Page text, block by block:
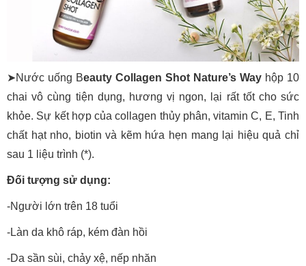
➤Nước uống Beauty Collagen Shot Nature’s Way hộp 10
chai vô cùng tiện dụng, hương vị ngon, lại rất tốt cho sức
khỏe. Sự kết hợp của collagen thủy phân, vitamin C, E, Tinh
chất hạt nho, biotin và kẽm hứa hẹn mang lại hiệu quả chỉ
sau 1 liệu trình (*).
Đối tượng sử dụng:
-Người lớn trên 18 tuổi
-Làn da khô ráp, kém đàn hồi
-Da sần sùi, chảy xệ, nếp nhăn